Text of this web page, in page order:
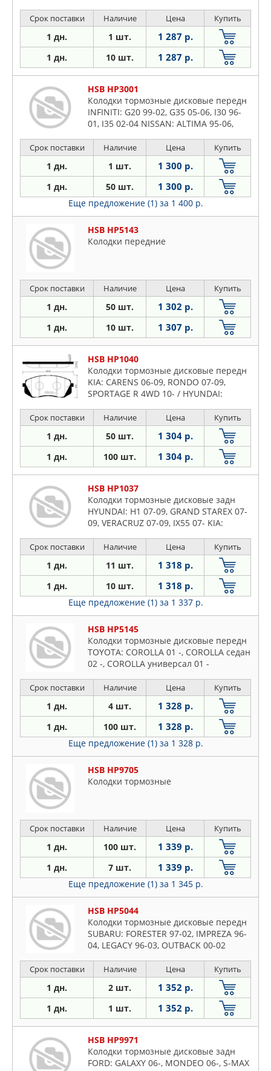
Срок поставки Наличие Цена Купить
1 дн. 1 шт. 1 287 р.
1 дн. 10 шт. 1 287 р.
HSB HP3001
Колодки тормозные дисковые передн
INFINITI: G20 99-02, G35 05-06, I30 96-
01, I35 02-04 NISSAN: ALTIMA 95-06,
Срок поставки Наличие Цена Купить
1 дн. 1 шт. 1 300 р.
1 дн. 50 шт. 1 300 р.
Еще предложение (1) за 1 400 р.
HSB HP5143
Колодки передние
Срок поставки Наличие Цена Купить
1 дн. 50 шт. 1 302 р.
1 дн. 10 шт. 1 307 р.
HSB HP1040
Колодки тормозные дисковые передн
KIA: CARENS 06-09, RONDO 07-09,
SPORTAGE R 4WD 10- / HYUNDAI:
(16 inch) 10-
Срок поставки Наличие Цена Купить
1 дн. 50 шт. 1 304 р.
1 дн. 100 шт. 1 304 р.
HSB HP1037
Колодки тормозные дисковые задн
HYUNDAI: H1 07-09, GRAND STAREX 07-
09, VERACRUZ 07-09, IX55 07- KIA:
Срок поставки Наличие Цена Купить
1 дн. 11 шт. 1 318 р.
1 дн. 10 шт. 1 318 р.
Еще предложение (1) за 1 337 р.
HSB HP5145
Колодки тормозные дисковые передн
TOYOTA: COROLLA 01 -, COROLLA седан
02 -, COROLLA универсал 01 -
Срок поставки Наличие Цена Купить
1 дн. 4 шт. 1 328 р.
1 дн. 100 шт. 1 328 р.
Еще предложение (1) за 1 328 р.
HSB HP9705
Колодки тормозные
Срок поставки Наличие Цена Купить
1 дн. 100 шт. 1 339 р.
1 дн. 7 шт. 1 339 р.
Еще предложение (1) за 1 345 р.
HSB HP5044
Колодки тормозные дисковые передн
SUBARU: FORESTER 97-02, IMPREZA 96-
04, LEGACY 96-03, OUTBACK 00-02
Срок поставки Наличие Цена Купить
1 дн. 2 шт. 1 352 р.
1 дн. 1 шт. 1 352 р.
HSB HP9971
Колодки тормозные дисковые задн
FORD: GALAXY 06-, MONDEO 06-, S-MAX